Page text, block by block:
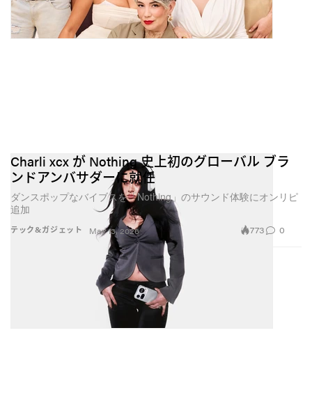
テック&ガジェット
Charli xcx が Nothing 史上初のグローバル ブラ
ンドアンバサダーに就任
ダンスポップなバイブスを「Nothing」のサウンド体験にオンリピ
追加
May 13, 2026 773 0